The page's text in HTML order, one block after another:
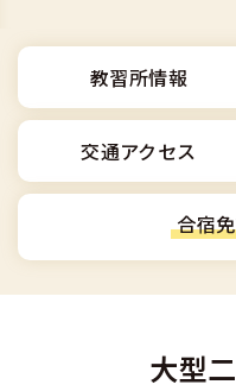
準中型車
中型車
大型車
特集ページ一覧
格安シーズン料金
出発地別おすすめ校
こだわり、テーマから
360度パノラマ教習所
教育訓練給付金制度
安心・お得・早い・充
合宿免許選びのアドバイ
合宿免許の入校までの
合宿免許での免許取得
合宿免許で最短合格する
高校生は運転免許を取れ
免許取消・失効による
冬・雪国の合宿免許は
大型免許体験記
合宿免許ナビに
会社情報・代表メッセー
会社概要
登録商標
お気に入りの教習所一覧
運転者適性診断
教習所情報
交通アクセス
合宿
普通車
中型車大型